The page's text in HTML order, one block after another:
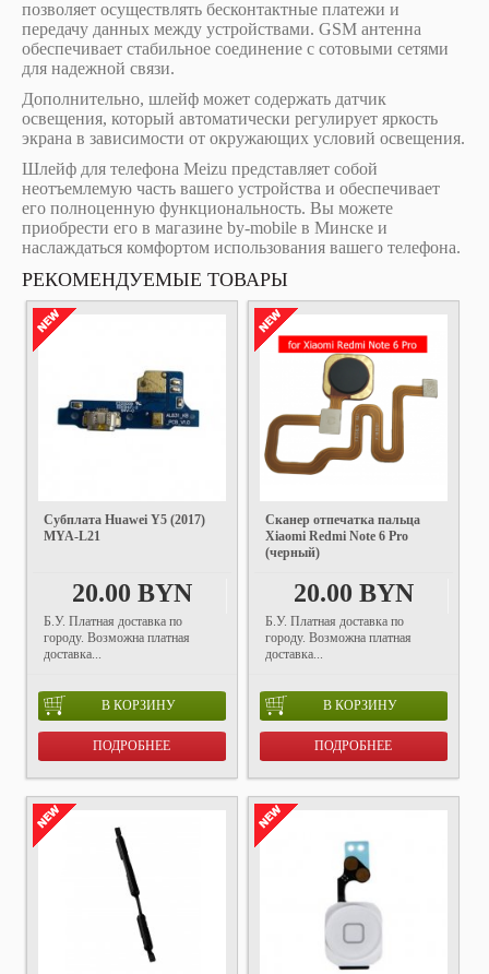
позволяет осуществлять бесконтактные платежи и
передачу данных между устройствами. GSM антенна
обеспечивает стабильное соединение с сотовыми сетями
для надежной связи.
Дополнительно, шлейф может содержать датчик
освещения, который автоматически регулирует яркость
экрана в зависимости от окружающих условий освещения.
Шлейф для телефона Meizu представляет собой
неотъемлемую часть вашего устройства и обеспечивает
его полноценную функциональность. Вы можете
приобрести его в магазине by-mobile в Минске и
наслаждаться комфортом использования вашего телефона.
РЕКОМЕНДУЕМЫЕ ТОВАРЫ
Субплата Huawei Y5 (2017)
MYA-L21
20.00 BYN
Б.У. Платная доставка по
городу. Возможна платная
доставка...
В КОРЗИНУ
ПОДРОБНЕЕ
Сканер отпечатка пальца
Xiaomi Redmi Note 6 Pro
(черный)
20.00 BYN
Б.У. Платная доставка по
городу. Возможна платная
доставка...
В КОРЗИНУ
ПОДРОБНЕЕ